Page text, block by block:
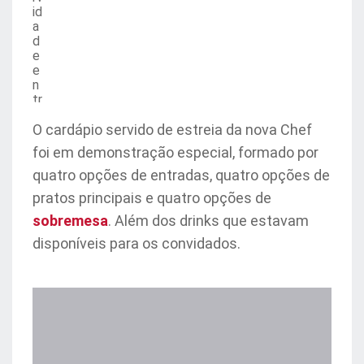
id
a
d
e
e
n
tr
d
a
O cardápio servido de estreia da nova Chef
foi em demonstração especial, formado por
quatro opções de entradas, quatro opções de
pratos principais e quatro opções de
sobremesa. Além dos drinks que estavam
disponíveis para os convidados.